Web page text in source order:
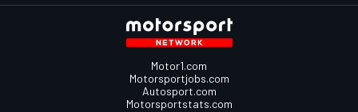
Motor1.com
Motorsportjobs.com
Autosport.com
Motorsportstats.com